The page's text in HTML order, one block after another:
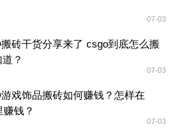
07-03
砖干货分享来了 csgo到底怎么搬
？
07-03
戏饰品搬砖如何赚钱？怎样在
赚钱？
07-03